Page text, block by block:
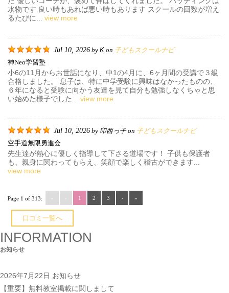
水物です 良い時もあれば悪い時もあります スクールの回数が増え
るたびに... view more
Jul 10, 2026 by K on 子どもスクールナビ
神neo学習塾
小6の11月からお世話になり、中1の4月に、6ヶ月間の受講で３級
合格しました。 息子は、特に中学受験に興味はなかったものの、
６年になると受験に向かう友達を見て自分も勉強しなくちゃと思
い始めた様子でした... view more
Jul 10, 2026 by 印西っ子on 子どもスクールナビ
空手道無限勇進会
先生達が熱心に優しく指導して下さる道場です！ 子供も保護者
も、親身に関わってもらえ、笑顔で楽しく稽古ができます...
view more
Page 1 of 313: « ‹ 1 2 3 › »
口コミ一覧へ
INFORMATION
お知らせ
2026年7月22日 お知らせ
【重要】無料教室掲載に関しまして